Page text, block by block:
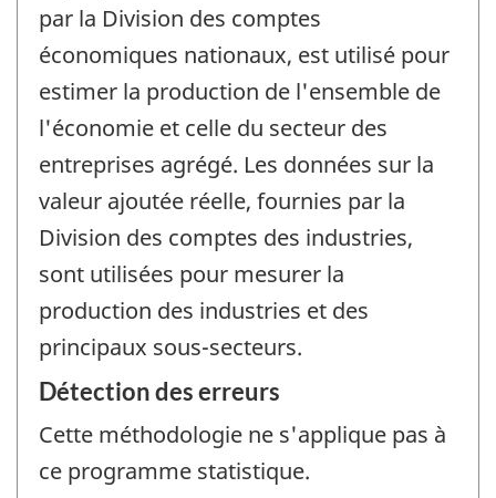
par la Division des comptes
économiques nationaux, est utilisé pour
estimer la production de l'ensemble de
l'économie et celle du secteur des
entreprises agrégé. Les données sur la
valeur ajoutée réelle, fournies par la
Division des comptes des industries,
sont utilisées pour mesurer la
production des industries et des
principaux sous-secteurs.
Détection des erreurs
Cette méthodologie ne s'applique pas à
ce programme statistique.